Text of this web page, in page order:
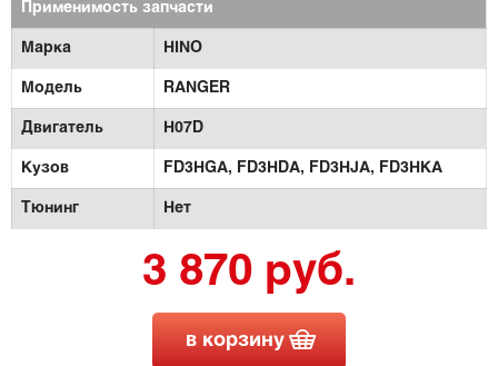
Применимость запчасти
Марка HINO
Модель RANGER
Двигатель H07D
Кузов FD3HGA, FD3HDA, FD3HJA, FD3HKA
Тюнинг Нет
3 870 руб.
в корзину